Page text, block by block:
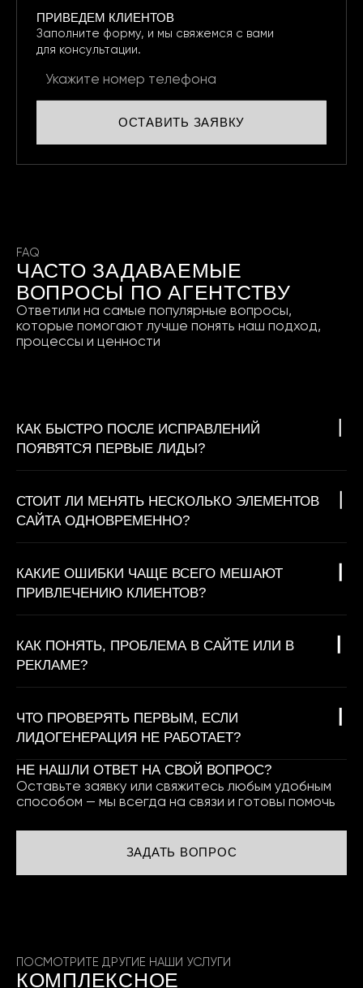
ПРИВЕДЕМ КЛИЕНТОВ
Заполните форму, и мы свяжемся с вами
для консультации.
ОСТАВИТЬ ЗАЯВКУ
FAQ
ЧАСТО ЗАДАВАЕМЫЕ
ВОПРОСЫ ПО АГЕНТСТВУ
Ответили на самые популярные вопросы,
которые помогают лучше понять наш подход,
процессы и ценности
КАК БЫСТРО ПОСЛЕ ИСПРАВЛЕНИЙ
ПОЯВЯТСЯ ПЕРВЫЕ ЛИДЫ?
СТОИТ ЛИ МЕНЯТЬ НЕСКОЛЬКО ЭЛЕМЕНТОВ
САЙТА ОДНОВРЕМЕННО?
КАКИЕ ОШИБКИ ЧАЩЕ ВСЕГО МЕШАЮТ
ПРИВЛЕЧЕНИЮ КЛИЕНТОВ?
КАК ПОНЯТЬ, ПРОБЛЕМА В САЙТЕ ИЛИ В
РЕКЛАМЕ?
ЧТО ПРОВЕРЯТЬ ПЕРВЫМ, ЕСЛИ
ЛИДОГЕНЕРАЦИЯ НЕ РАБОТАЕТ?
НЕ НАШЛИ ОТВЕТ НА СВОЙ ВОПРОС?
Оставьте заявку или свяжитесь любым удобным
способом — мы всегда на связи и готовы помочь
ЗАДАТЬ ВОПРОС
ПОСМОТРИТЕ ДРУГИЕ НАШИ УСЛУГИ
КОМПЛЕКСНОЕ